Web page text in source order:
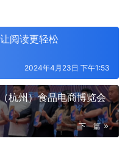
阅读更轻松
2024年4月23日 下午1:53
杭州）食品电商博览会
下一篇